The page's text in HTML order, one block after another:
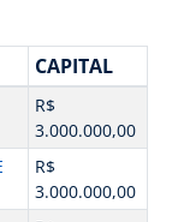
CAPITAL
R$
3.000.000,00
R$
3.000.000,00